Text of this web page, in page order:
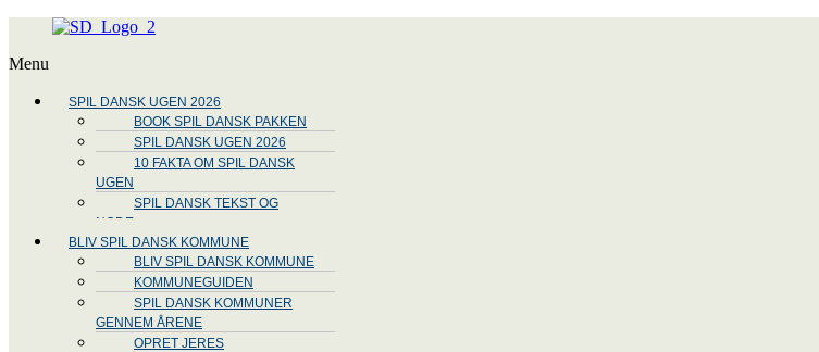
Menu
SPIL DANSK UGEN 2026
BOOK SPIL DANSK PAKKEN
SPIL DANSK UGEN 2026
10 FAKTA OM SPIL DANSK
UGEN
SPIL DANSK TEKST OG
NODE
BLIV SPIL DANSK KOMMUNE
BLIV SPIL DANSK KOMMUNE
KOMMUNEGUIDEN
SPIL DANSK KOMMUNER
GENNEM ÅRENE
OPRET JERES